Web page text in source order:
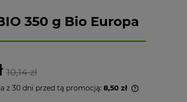
350 g Bio Europa
10,14 zł
z 30 dni przed tą promocją: 8,50 zł